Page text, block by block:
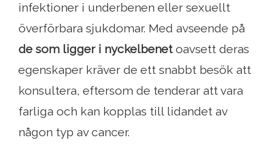
infektioner i underbenen eller sexuellt
överförbara sjukdomar. Med avseende på
de som ligger i nyckelbenetoavsett deras
egenskaper kräver de ett snabbt besök att
konsultera, eftersom de tenderar att vara
farliga och kan kopplas till lidandet av
någon typ av cancer.